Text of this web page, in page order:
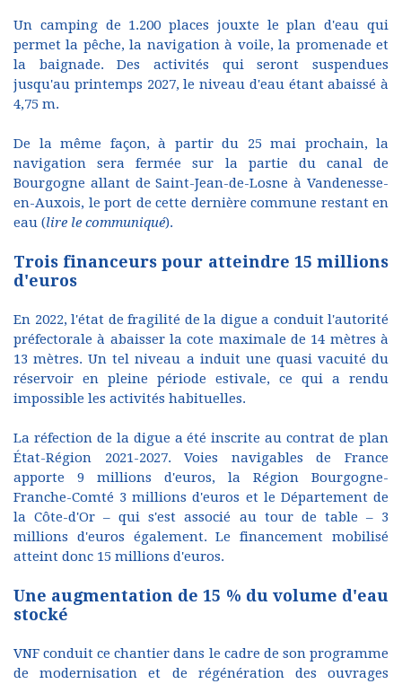
Un camping de 1.200 places jouxte le plan d'eau qui
permet la pêche, la navigation à voile, la promenade et
la baignade. Des activités qui seront suspendues
jusqu'au printemps 2027, le niveau d'eau étant abaissé à
4,75 m.
De la même façon, à partir du 25 mai prochain, la
navigation sera fermée sur la partie du canal de
Bourgogne allant de Saint-Jean-de-Losne à Vandenesse-
en-Auxois, le port de cette dernière commune restant en
eau (lire le communiqué).
Trois financeurs pour atteindre 15 millions
d'euros
En 2022, l'état de fragilité de la digue a conduit l'autorité
préfectorale à abaisser la cote maximale de 14 mètres à
13 mètres. Un tel niveau a induit une quasi vacuité du
réservoir en pleine période estivale, ce qui a rendu
impossible les activités habituelles.
La réfection de la digue a été inscrite au contrat de plan
État-Région 2021-2027. Voies navigables de France
apporte 9 millions d'euros, la Région Bourgogne-
Franche-Comté 3 millions d'euros et le Département de
la Côte-d'Or – qui s'est associé au tour de table – 3
millions d'euros également. Le financement mobilisé
atteint donc 15 millions d'euros.
Une augmentation de 15 % du volume d'eau
stocké
VNF conduit ce chantier dans le cadre de son programme
de modernisation et de régénération des ouvrages